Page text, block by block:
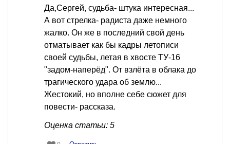
Да,Сергей, судьба- штука интересная...
А вот стрелка- радиста даже немного
жалко. Он же в последний свой день
отматывает как бы кадры летописи
своей судьбы, летая в хвосте ТУ-16
"задом-наперёд". От взлёта в облака до
трагического удара об землю...
Жестокий, но вполне себе сюжет для
повести- рассказа.
Оценка статьи: 5